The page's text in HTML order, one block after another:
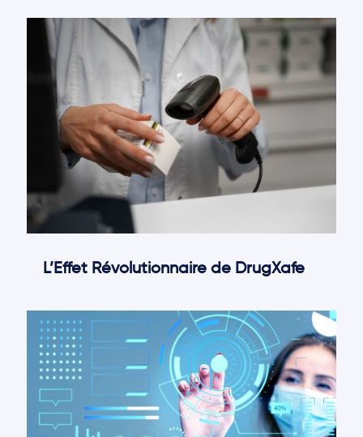
L’Effet Révolutionnaire de DrugXafe